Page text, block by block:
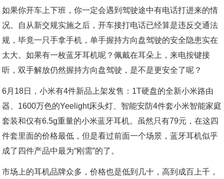
如果你开车上下班，你一定会遇到驾驶途中有电话打进来的情
况。自从新交规实施之后，开车接打电话已经算是违反交通法
规，毕竟一只手拿手机，单手握持方向盘驾驶的安全隐患实在
太大。如果有一枚蓝牙耳机呢？佩戴在耳朵上，来电按键接
听，双手解放仍然握持方向盘驾驶，是不是更安全了呢？
6月18日，小米有4件新品上架发售：1T硬盘的全新小米路由
器、1600万色的Yeelight床头灯、智能安防4件套小米智能家庭
套装和仅有6.5g重量的小米蓝牙耳机。虽然只有79元，在这四
件套里面的价格最低，但是看过前面一个场景，蓝牙耳机似乎
成了四件产品中最为“刚需”的了。
市场上的耳机品牌众多，价格也是低到几十，高到成百上千，